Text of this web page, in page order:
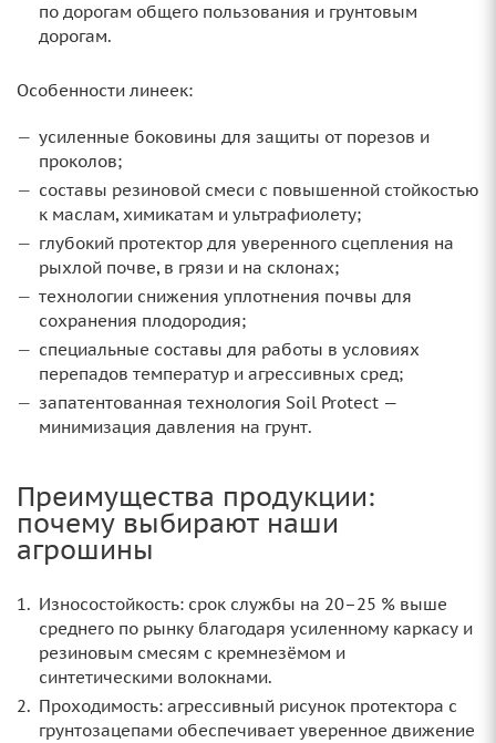
по дорогам общего пользования и грунтовым
дорогам.
Особенности линеек:
усиленные боковины для защиты от порезов и
проколов;
составы резиновой смеси с повышенной стойкостью
к маслам, химикатам и ультрафиолету;
глубокий протектор для уверенного сцепления на
рыхлой почве, в грязи и на склонах;
технологии снижения уплотнения почвы для
сохранения плодородия;
специальные составы для работы в условиях
перепадов температур и агрессивных сред;
запатентованная технология Soil Protect —
минимизация давления на грунт.
Преимущества продукции:
почему выбирают наши
агрошины
Износостойкость: срок службы на 20–25 % выше
среднего по рынку благодаря усиленному каркасу и
резиновым смесям с кремнезёмом и
синтетическими волокнами.
Проходимость: агрессивный рисунок протектора с
грунтозацепами обеспечивает уверенное движение